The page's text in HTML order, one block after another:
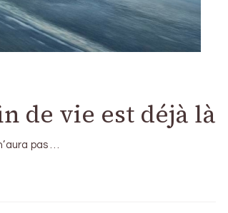
de vie est déjà là
pas …